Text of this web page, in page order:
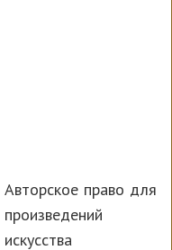
Авторское право для
произведений
искусства